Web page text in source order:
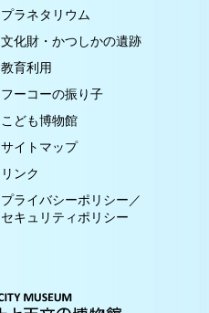
プラネタリウム
文化財・かつしかの遺跡
教育利用
フーコーの振り子
こども博物館
サイトマップ
リンク
プライバシーポリシー／
セキュリティポリシー